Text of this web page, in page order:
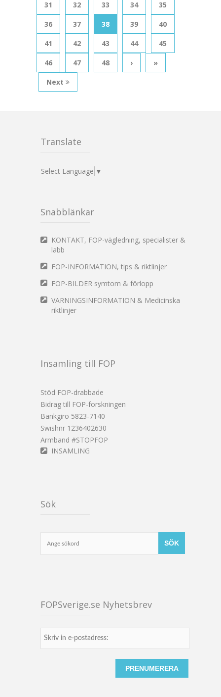
31 32 33 34 35
36 37 38 39 40
41 42 43 44 45
46 47 48 › »
Next
Translate
Select Language ▼
Snabblänkar
KONTAKT, FOP-vägledning, specialister &
labb
FOP-INFORMATION, tips & riktlinjer
FOP-BILDER symtom & förlopp
VARNINGSINFORMATION & Medicinska
riktlinjer
Insamling till FOP
Stöd FOP-drabbade
Bidrag till FOP-forskningen
Bankgiro 5823-7140
Swishnr 1236402630
Armband #STOPFOP
INSAMLING
Sök
FOPSverige.se Nyhetsbrev